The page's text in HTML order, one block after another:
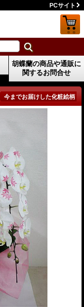
PCサイト
胡蝶蘭の商品や通販に
関するお問合せ
今までお届けした化粧絵柄